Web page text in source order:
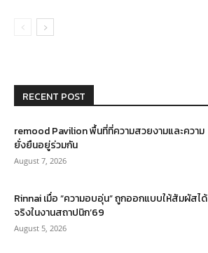
RECENT POST
remood Pavilion พื้นที่ที่ความสวยงามและความ
ยั่งยืนอยู่ร่วมกัน
August 7, 2026
Rinnai เมื่อ “ความอบอุ่น” ถูกออกแบบให้สัมผัสได้
จริงในงานสถาปนิก’69
August 5, 2026